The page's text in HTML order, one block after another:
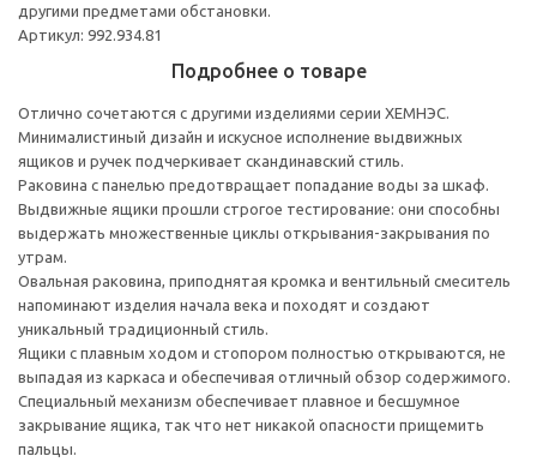
другими предметами обстановки.
Артикул: 992.934.81
Подробнее о товаре
Отлично сочетаются с другими изделиями серии ХЕМНЭС.
Минималистиный дизайн и искусное исполнение выдвижных
ящиков и ручек подчеркивает скандинавский стиль.
Раковина с панелью предотвращает попадание воды за шкаф.
Выдвижные ящики прошли строгое тестирование: они способны
выдержать множественные циклы открывания-закрывания по
утрам.
Овальная раковина, приподнятая кромка и вентильный смеситель
напоминают изделия начала века и походят и создают
уникальный традиционный стиль.
Ящики с плавным ходом и стопором полностью открываются, не
выпадая из каркаса и обеспечивая отличный обзор содержимого.
Специальный механизм обеспечивает плавное и бесшумное
закрывание ящика, так что нет никакой опасности прищемить
пальцы.